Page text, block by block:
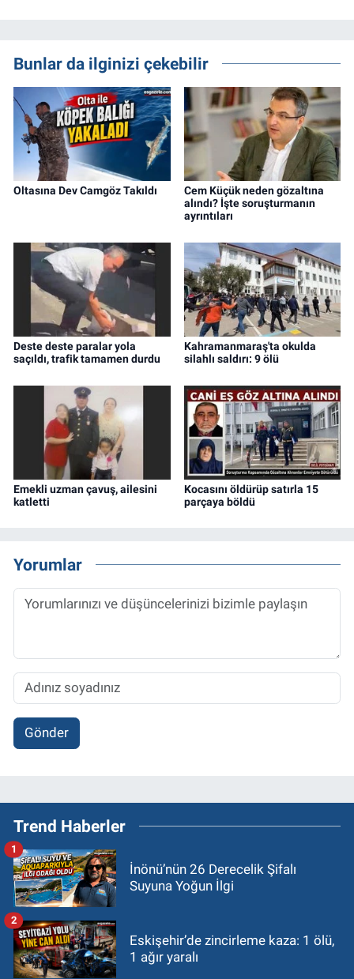
Bunlar da ilginizi çekebilir
Oltasına Dev Camgöz Takıldı
Cem Küçük neden gözaltına
alındı? İşte soruşturmanın
ayrıntıları
Deste deste paralar yola
saçıldı, trafik tamamen durdu
Kahramanmaraş'ta okulda
silahlı saldırı: 9 ölü
Emekli uzman çavuş, ailesini
katletti
Kocasını öldürüp satırla 15
parçaya böldü
Yorumlar
Gönder
Trend Haberler
İnönü’nün 26 Derecelik Şifalı
Suyuna Yoğun İlgi
1
Eskişehir’de zincirleme kaza: 1 ölü,
1 ağır yaralı
2